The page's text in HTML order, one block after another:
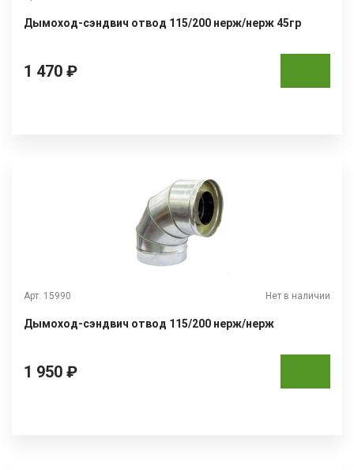
Дымоход-сэндвич отвод 115/200 нерж/нерж 45гр
1 470 ₽
Арт. 15990 Нет в наличии
Дымоход-сэндвич отвод 115/200 нерж/нерж
1 950 ₽